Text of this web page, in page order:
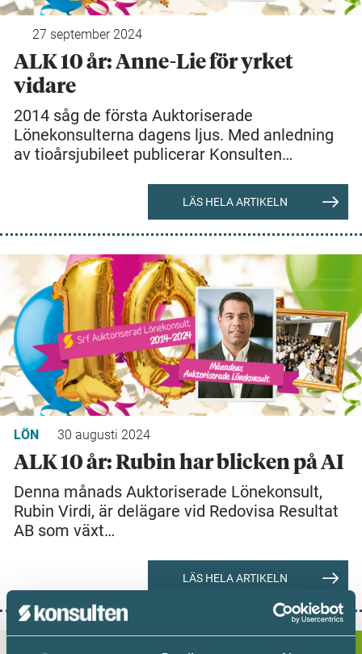
27 september 2024
ALK 10 år: Anne-Lie för yrket
vidare
2014 såg de första Auktoriserade
Lönekonsulterna dagens ljus. Med anledning
av tioårsjubileet publicerar Konsulten…
LÄS HELA ARTIKELN
LÖN 30 augusti 2024
ALK 10 år: Rubin har blicken på AI
Denna månads Auktoriserade Lönekonsult,
Rubin Virdi, är delägare vid Redovisa Resultat
AB som växt…
LÄS HELA ARTIKELN